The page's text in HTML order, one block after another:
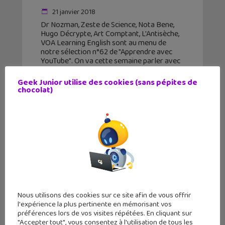
21 janvier 2018
Dr Nozman, Zeste de Science, Nota Bene,
Hugo Décrypte, Art Comptant, L'Antisèche,
VOA Learning English sont au menu de
notre sélection n°62 de "Apprendre avec
YouTube". On va cette semaine parler avec
les animaux, faire un
Geek Junior utilise des cookies (sans pépites de
chocolat)
Nous utilisons des cookies sur ce site afin de vous offrir
l'expérience la plus pertinente en mémorisant vos
préférences lors de vos visites répétées. En cliquant sur
"Accepter tout", vous consentez à l'utilisation de tous les